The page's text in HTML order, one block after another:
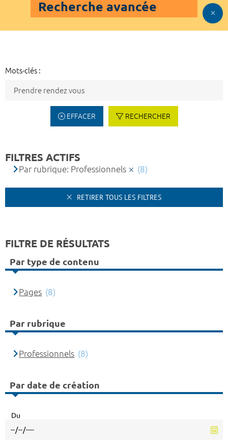
Recherche avancée
Mots-clés :
EFFACER RECHERCHER
FILTRES ACTIFS
Par rubrique: Professionnels (8)
RETIRER TOUS LES FILTRES
FILTRE DE RÉSULTATS
Par type de contenu
Pages (8)
Par rubrique
Professionnels (8)
Par date de création
Du